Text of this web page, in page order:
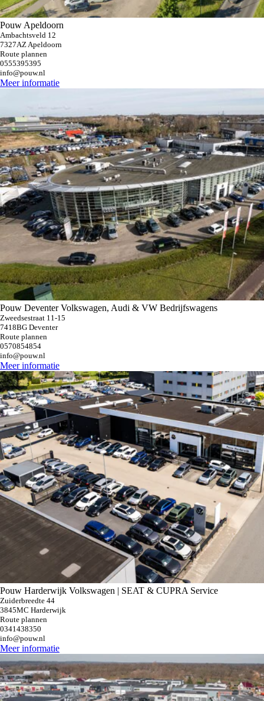
Pouw Apeldoorn
Ambachtsveld 12
7327AZ Apeldoorn
Route plannen
0555395395
info@pouw.nl
Meer informatie
Pouw Deventer Volkswagen, Audi & VW Bedrijfswagens
Zweedsestraat 11-15
7418BG Deventer
Route plannen
0570854854
info@pouw.nl
Meer informatie
Pouw Harderwijk Volkswagen | SEAT & CUPRA Service
Zuiderbreedte 44
3845MC Harderwijk
Route plannen
0341438350
info@pouw.nl
Meer informatie